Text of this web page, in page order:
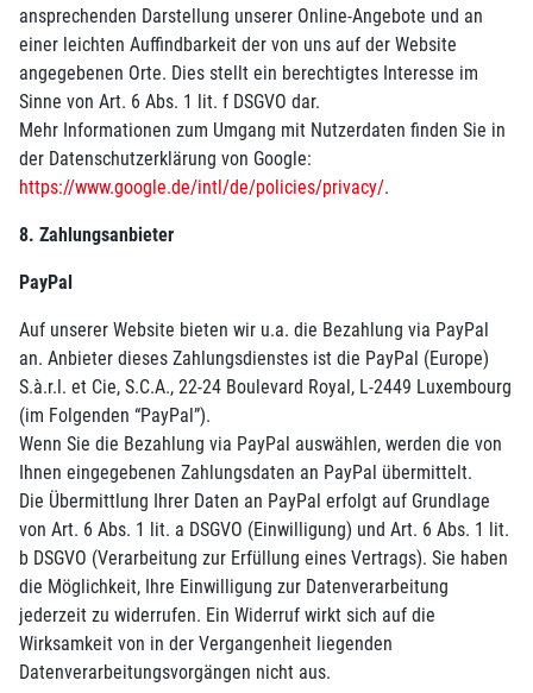
ansprechenden Darstellung unserer Online-Angebote und an
einer leichten Auffindbarkeit der von uns auf der Website
angegebenen Orte. Dies stellt ein berechtigtes Interesse im
Sinne von Art. 6 Abs. 1 lit. f DSGVO dar.
Mehr Informationen zum Umgang mit Nutzerdaten finden Sie in
der Datenschutzerklärung von Google:
https://www.google.de/intl/de/policies/privacy/.
8. Zahlungsanbieter
PayPal
Auf unserer Website bieten wir u.a. die Bezahlung via PayPal
an. Anbieter dieses Zahlungsdienstes ist die PayPal (Europe)
S.à.r.l. et Cie, S.C.A., 22-24 Boulevard Royal, L-2449 Luxembourg
(im Folgenden “PayPal”).
Wenn Sie die Bezahlung via PayPal auswählen, werden die von
Ihnen eingegebenen Zahlungsdaten an PayPal übermittelt.
Die Übermittlung Ihrer Daten an PayPal erfolgt auf Grundlage
von Art. 6 Abs. 1 lit. a DSGVO (Einwilligung) und Art. 6 Abs. 1 lit.
b DSGVO (Verarbeitung zur Erfüllung eines Vertrags). Sie haben
die Möglichkeit, Ihre Einwilligung zur Datenverarbeitung
jederzeit zu widerrufen. Ein Widerruf wirkt sich auf die
Wirksamkeit von in der Vergangenheit liegenden
Datenverarbeitungsvorgängen nicht aus.